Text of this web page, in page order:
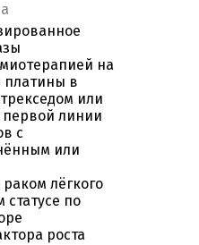
на
платины в
или
первой линии
с
или
лёгкого
по
роста